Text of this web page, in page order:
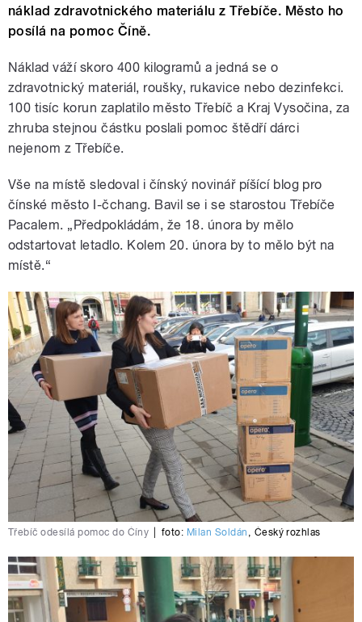
náklad zdravotnického materiálu z Třebíče. Město ho
posílá na pomoc Číně.
Náklad váží skoro 400 kilogramů a jedná se o
zdravotnický materiál, roušky, rukavice nebo dezinfekci.
100 tisíc korun zaplatilo město Třebíč a Kraj Vysočina, za
zhruba stejnou částku poslali pomoc štědří dárci
nejenom z Třebíče.
Vše na místě sledoval i čínský novinář píšící blog pro
čínské město I-čchang. Bavil se i se starostou Třebíče
Pacalem. „Předpokládám, že 18. února by mělo
odstartovat letadlo. Kolem 20. února by to mělo být na
místě.“
Třebíč odesílá pomoc do Číny foto: Milan Soldán , Český rozhlas